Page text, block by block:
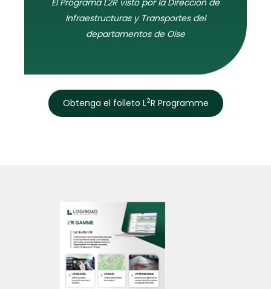
Infraestructuras y Transportes del
departamentos de Oise
Obtenga el folleto L2R Programme